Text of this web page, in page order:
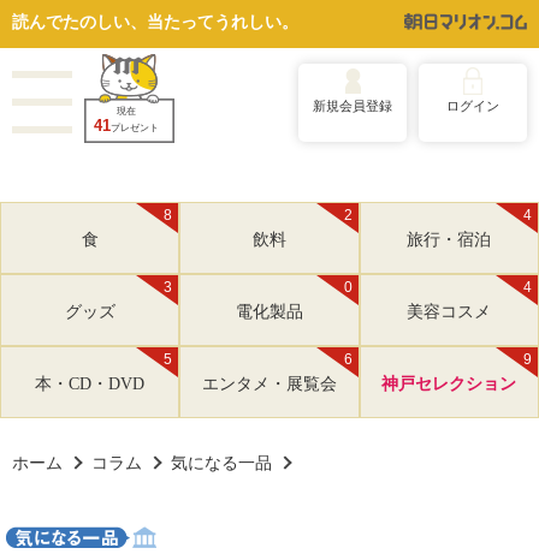
読んでたのしい、当たってうれしい。
現在
41プレゼント
新規会員登録 ログイン
8
食
2
飲料
4
旅行・宿泊
3
グッズ
0
電化製品
4
美容コスメ
5
本・CD・DVD
6
エンタメ・展覧会
9
神戸セレクション
ホーム コラム 気になる一品